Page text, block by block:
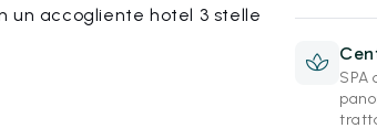
un accogliente hotel 3 stelle
SPA